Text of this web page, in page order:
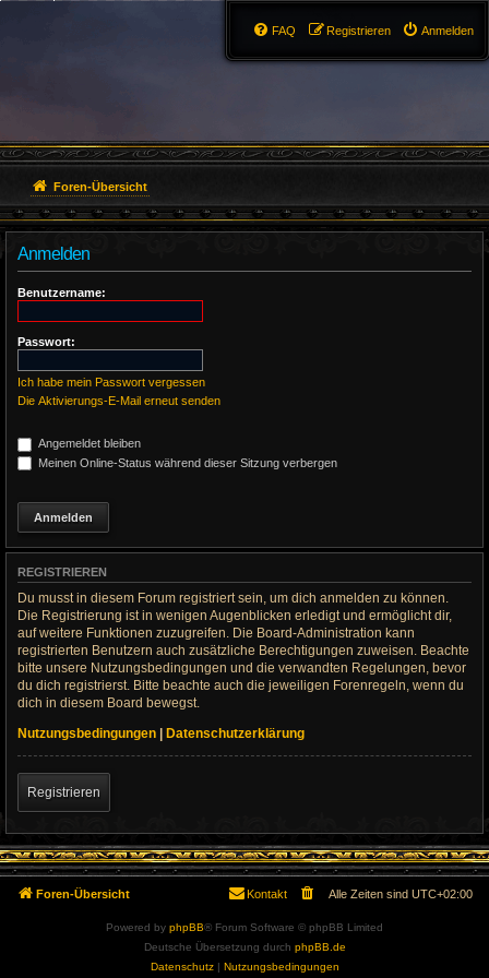
Anmelden
Registrieren
FAQ
Foren-Übersicht
Anmelden
Benutzername:
Passwort:
Ich habe mein Passwort vergessen
Die Aktivierungs-E-Mail erneut senden
Angemeldet bleiben
Meinen Online-Status während dieser Sitzung verbergen
REGISTRIEREN
Du musst in diesem Forum registriert sein, um dich anmelden zu können.
Die Registrierung ist in wenigen Augenblicken erledigt und ermöglicht dir,
auf weitere Funktionen zuzugreifen. Die Board-Administration kann
registrierten Benutzern auch zusätzliche Berechtigungen zuweisen. Beachte
bitte unsere Nutzungsbedingungen und die verwandten Regelungen, bevor
du dich registrierst. Bitte beachte auch die jeweiligen Forenregeln, wenn du
dich in diesem Board bewegst.
Nutzungsbedingungen | Datenschutzerklärung
Registrieren
Foren-Übersicht Alle Zeiten sind UTC+02:00
Kontakt
Powered by phpBB® Forum Software © phpBB Limited
Deutsche Übersetzung durch phpBB.de
Datenschutz| Nutzungsbedingungen